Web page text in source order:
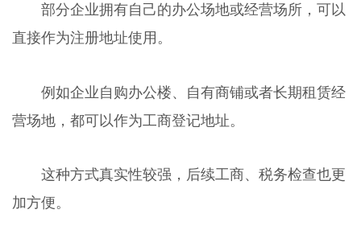
部分企业拥有自己的办公场地或经营场所，可以
直接作为注册地址使用。
例如企业自购办公楼、自有商铺或者长期租赁经
营场地，都可以作为工商登记地址。
这种方式真实性较强，后续工商、税务检查也更
加方便。